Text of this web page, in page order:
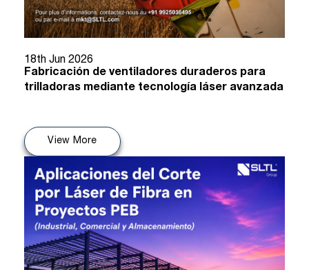
18th Jun 2026
Fabricación de ventiladores duraderos para
trilladoras mediante tecnología láser avanzada
View More